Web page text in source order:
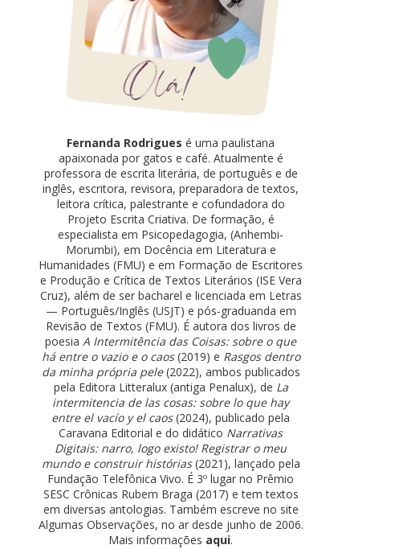
Fernanda Rodrigues é uma paulistana
apaixonada por gatos e café. Atualmente é
professora de escrita literária, de português e de
inglês, escritora, revisora, preparadora de textos,
leitora crítica, palestrante e cofundadora do
Projeto Escrita Criativa. De formação, é
especialista em Psicopedagogia, (Anhembi-
Morumbi), em Docência em Literatura e
Humanidades (FMU) e em Formação de Escritores
e Produção e Crítica de Textos Literários (ISE Vera
Cruz), além de ser bacharel e licenciada em Letras
— Português/Inglês (USJT) e pós-graduanda em
Revisão de Textos (FMU). É autora dos livros de
poesia A Intermitência das Coisas: sobre o que
há entre o vazio e o caos(2019) e Rasgos dentro
da minha própria pele(2022), ambos publicados
pela Editora Litteralux (antiga Penalux), de La
intermitencia de las cosas: sobre lo que hay
entre el vacío y el caos(2024), publicado pela
Caravana Editorial e do didático Narrativas
Digitais: narro, logo existo! Registrar o meu
mundo e construir histórias(2021), lançado pela
Fundação Telefônica Vivo. É 3º lugar no Prêmio
SESC Crônicas Rubem Braga (2017) e tem textos
em diversas antologias. Também escreve no site
Algumas Observações, no ar desde junho de 2006.
Mais informações aqui.